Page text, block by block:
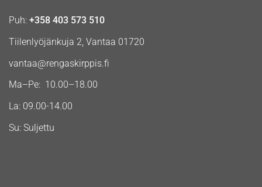
Puh: +358 403 573 510
Tiilenlyöjänkuja 2, Vantaa 01720
vantaa@rengaskirppis.fi
Ma–Pe: 10.00–18.00
La: 09.00-14.00
Su: Suljettu